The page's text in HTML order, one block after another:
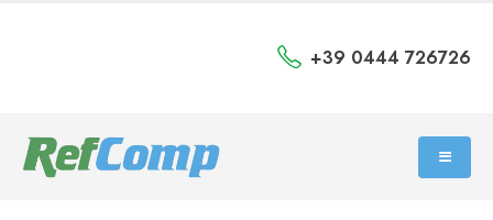
+39 0444 726726